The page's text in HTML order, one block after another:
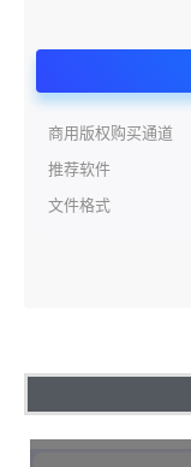
商用版权购买通道
推荐软件
文件格式